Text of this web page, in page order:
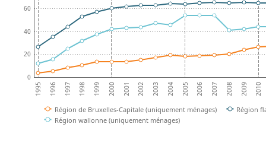
1995 1996 1997 1998 1999 2000 2001 2002 2003 2004 2005 2006 2007 2008 2009 2010
0
20
40
60
Région de Bruxelles-Capitale (uniquement ménages)
Région
Région wallonne (uniquement ménages)